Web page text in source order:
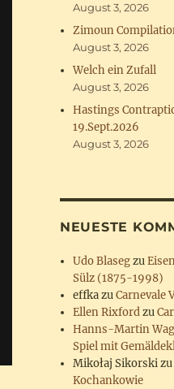
August 3, 2026
Zimoun
August 3, 2026
Welch ein Zufall
August 3, 2026
Hastings
19.Sept.2026
August 3, 2026
NEUESTE
Udo Blasegzu
Sülz (1875-1998)
effkazuCarnevale
Ellen Rixfordzu
Hanns-Martin
Spiel mit
Mikołaj Sikorski
Kochankowie